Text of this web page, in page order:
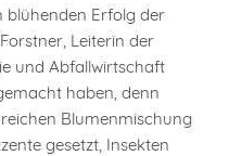
blühenden Erfolg der
Leiterin der
und Abfallwirtschaft
haben, denn
Blumenmischung
gesetzt, Insekten